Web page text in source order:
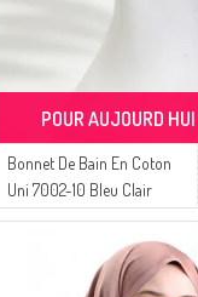
Bonnet De Bain En Coton
Uni 7002-10 Bleu Clair
POUR AUJOURD HUI